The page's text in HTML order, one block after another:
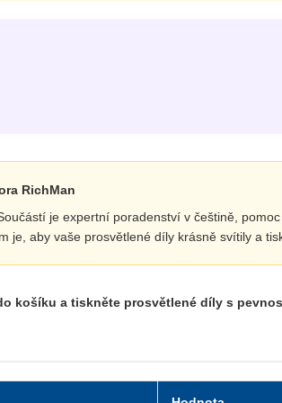
RichMan
je expertní poradenství v češtině,
je, aby vaše prosvětlené díly krásně svítily a
košíku a tiskněte prosvětlené díly s